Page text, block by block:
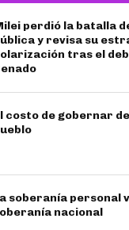
perdió la batalla
y revisa su
tras el
costo de gobernar
soberanía personal
nacional